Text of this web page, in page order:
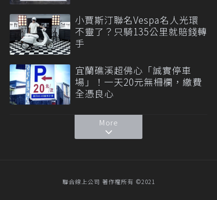
小賈斯汀聯名Vespa名人光環
不靈了？只騎135公里就賠錢轉
手
宜蘭礁溪超佛心「誠實停車
場」！一天20元無柵欄，繳費
全憑良心
More
聯合線上公司 著作權所有 ©2021